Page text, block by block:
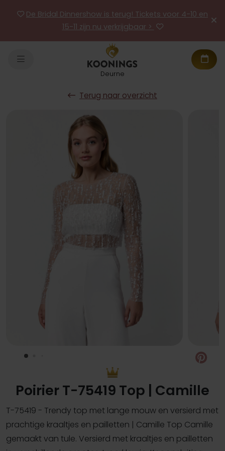
De Bridal Dinnershow is terug! Tickets voor 4-10 en
15-11 zijn nu verkrijgbaar >
Deurne
Terug naar overzicht
Poirier T-75419 Top | Camille
T-75419 - Trendy top met lange mouw en versierd met
prachtige kraaltjes en pailletten | Camille Top Camille
gemaakt van tule. Versierd met kraaltjes en pailletten